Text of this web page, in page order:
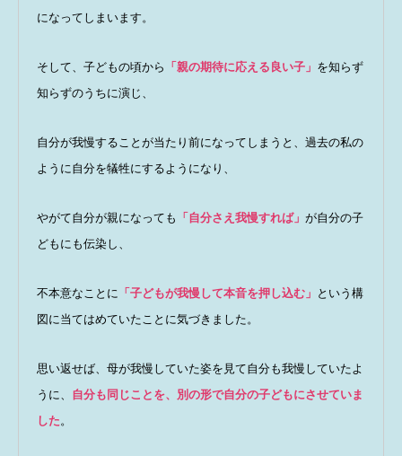
になってしまいます。
そして、子どもの頃から 「親の期待に応える良い子」 を知らず
知らずのうちに演じ、
自分が我慢することが当たり前になってしまうと、過去の私の
ように自分を犠牲にするようになり、
やがて自分が親になっても 「自分さえ我慢すれば」 が自分の子
どもにも伝染し、
不本意なことに 「子どもが我慢して本音を押し込む」 という構
図に当てはめていたことに気づきました。
思い返せば、母が我慢していた姿を見て自分も我慢していたよ
うに、 自分も同じことを、別の形で自分の子どもにさせていま
した。